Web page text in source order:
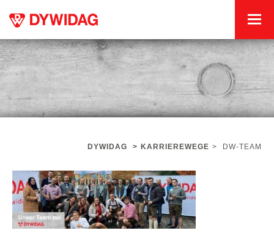
DYWIDAG > KARRIEREWEGE > DW-TEAM